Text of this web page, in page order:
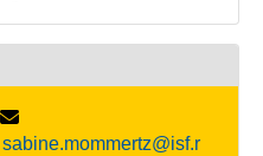
sabine.mommertz@isf.r